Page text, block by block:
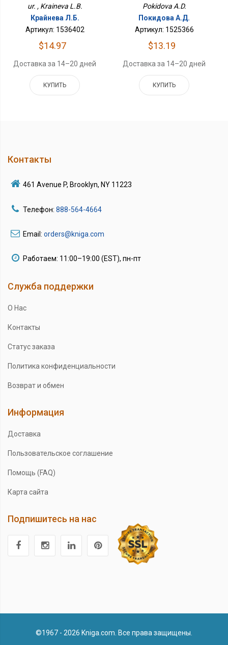
ur. , Kraineva L.B.
Крайнева Л.Б.
Артикул: 1536402
$14.97
Доставка за 14–20 дней
КУПИТЬ
Pokidova A.D.
Покидова А.Д.
Артикул: 1525366
$13.19
Доставка за 14–20 дней
КУПИТЬ
Контакты
461 Avenue P, Brooklyn, NY 11223
Телефон: 888-564-4664
Email: orders@kniga.com
Работаем: 11:00–19:00 (EST), пн-пт
Служба поддержки
О Нас
Контакты
Статус заказа
Политика конфиденциальности
Возврат и обмен
Информация
Доставка
Пользовательское соглашение
Помощь (FAQ)
Карта сайта
Подпишитесь на нас
©1967 - 2026 Kniga.com. Все права защищены.